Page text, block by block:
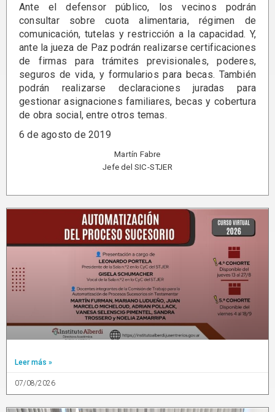
Ante el defensor público, los vecinos podrán
consultar sobre cuota alimentaria, régimen de
comunicación, tutelas y restricción a la capacidad. Y,
ante la jueza de Paz podrán realizarse certificaciones
de firmas para trámites previsionales, poderes,
seguros de vida, y formularios para becas. También
podrán realizarse declaraciones juradas para
gestionar asignaciones familiares, becas y cobertura
de obra social, entre otros temas.
6 de agosto de 2019
Martín Fabre
Jefe del SIC-STJER
Leer más »
07/08/2026